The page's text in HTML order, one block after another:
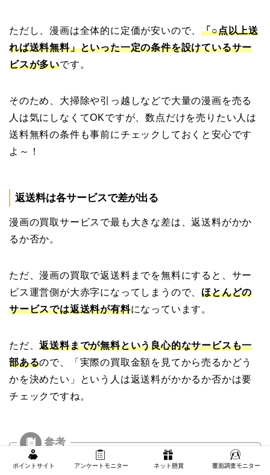
ただし、漫画は全体的に定価が安いので、「○点以上送
れば送料無料」といった一定の条件を設けているサー
ビスが多いです。
そのため、大掃除や引っ越しなどで大量の漫画を売る
人は気にしなくてOKですが、数点だけを売りたい人は
送料無料の条件も事前にチェックしておくと安心です
よ～！
返送料は各サービスで差が出る
漫画の買取サービスで最も大きな差は、返送料がかか
るか否か。
ただ、漫画の買取で返送料までを無料にすると、サー
ビス運営側が大赤字になってしまうので、ほとんどの
サービスでは返送料が有料になっています。
ただ、返送料までが無料という良心的なサービスも一
部あるので、「実際の買取金額を見てから売るかどう
かを決めたい」という人は返送料がかかるか否かは要
チェックですね。
ちなみに、返送料が有料のサービスで返送を依
ポイントサイト アンケートモニター ネット懸賞 覆面調査モニター